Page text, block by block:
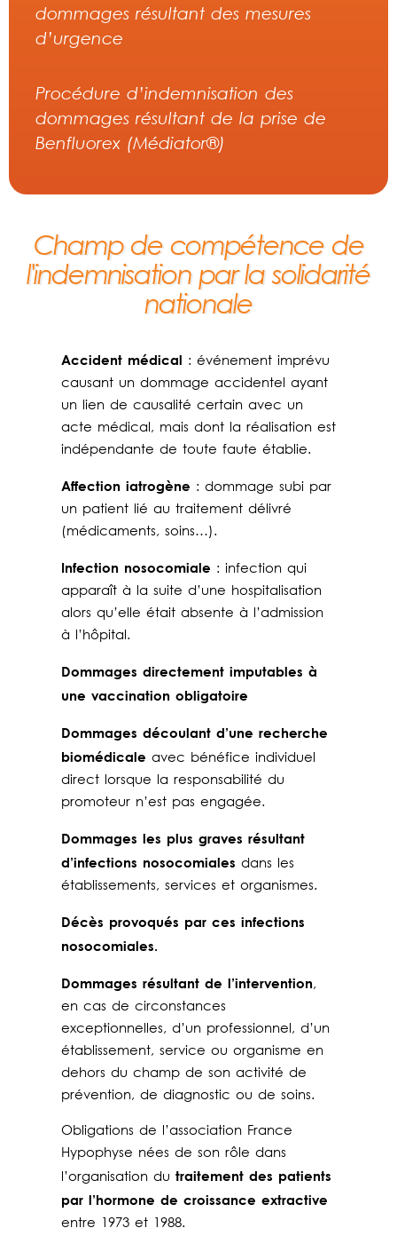
dommages résultant des mesures
d’urgence
Procédure d’indemnisation des
dommages résultant de la prise de
Benfluorex (Médiator®)
Champ de compétence de
l'indemnisation par la solidarité
nationale
Accident médical : événement imprévu
causant un dommage accidentel ayant
un lien de causalité certain avec un
acte médical, mais dont la réalisation est
indépendante de toute faute établie.
Affection iatrogène : dommage subi par
un patient lié au traitement délivré
(médicaments, soins…).
Infection nosocomiale : infection qui
apparaît à la suite d’une hospitalisation
alors qu’elle était absente à l’admission
à l’hôpital.
Dommages directement imputables à
une vaccination obligatoire
Dommages découlant d’une recherche
biomédicale avec bénéfice individuel
direct lorsque la responsabilité du
promoteur n’est pas engagée.
Dommages les plus graves résultant
d’infections nosocomiales dans les
établissements, services et organismes.
Décès provoqués par ces infections
nosocomiales.
Dommages résultant de l’intervention,
en cas de circonstances
exceptionnelles, d’un professionnel, d’un
établissement, service ou organisme en
dehors du champ de son activité de
prévention, de diagnostic ou de soins.
Obligations de l’association France
Hypophyse nées de son rôle dans
l’organisation du traitement des patients
par l’hormone de croissance extractive
entre 1973 et 1988.